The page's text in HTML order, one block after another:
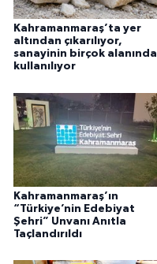
Kahramanmaraş’ta yer
altından çıkarılıyor,
sanayinin birçok alanında
kullanılıyor
Kahramanmaraş’ın
“Türkiye’nin Edebiyat
Şehri” Unvanı Anıtla
Taçlandırıldı